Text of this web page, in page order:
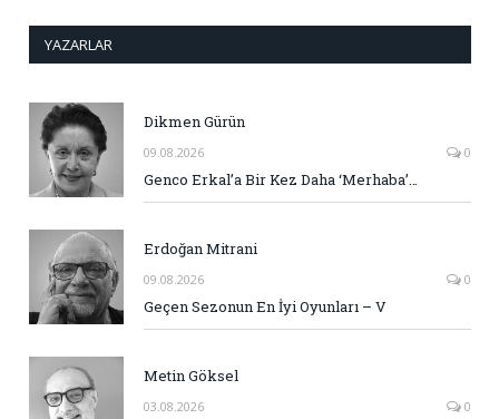
YAZARLAR
Dikmen Gürün
09.08.2026 0
Genco Erkal’a Bir Kez Daha ‘Merhaba’…
Erdoğan Mitrani
09.08.2026 0
Geçen Sezonun En İyi Oyunları – V
Metin Göksel
03.08.2026 0